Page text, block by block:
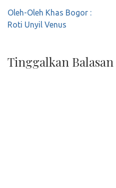
Navigasi
pos
Oleh-Oleh Khas Bogor :
Roti Unyil Venus
Tinggalkan Balasan